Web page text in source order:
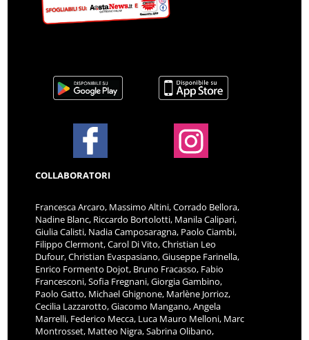
COLLABORATORI
Francesca Arcaro, Massimo Altini, Corrado Bellora,
Nadine Blanc, Riccardo Bortolotti, Manila Calipari,
Giulia Calisti, Nadia Camposaragna, Paolo Ciambi,
Filippo Clermont, Carol Di Vito, Christian Leo
Dufour, Christian Evaspasiano, Giuseppe Farinella,
Enrico Formento Dojot, Bruno Fracasso, Fabio
Francesconi, Sofia Fregnani, Giorgia Gambino,
Paolo Gatto, Michael Ghignone, Marlène Jorrioz,
Cecilia Lazzarotto, Giacomo Mangano, Angela
Marrelli, Federico Mecca, Luca Mauro Melloni, Marc
Montrosset, Matteo Nigra, Sabrina Olibano,